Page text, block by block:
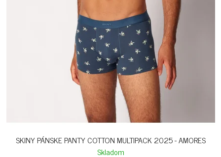
SKINY PÁNSKE PANTY COTTON MULTIPACK 2025 - AMORES
Skladom